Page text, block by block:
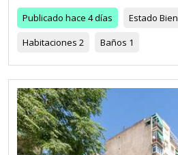
Publicado hace 4 días Estado Bien
Habitaciones 2 Baños 1